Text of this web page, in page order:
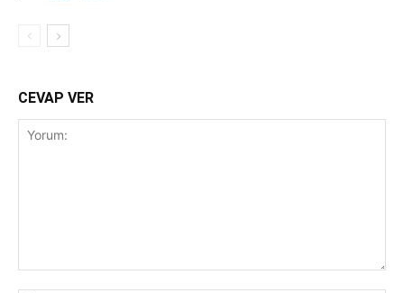
CEVAP VER